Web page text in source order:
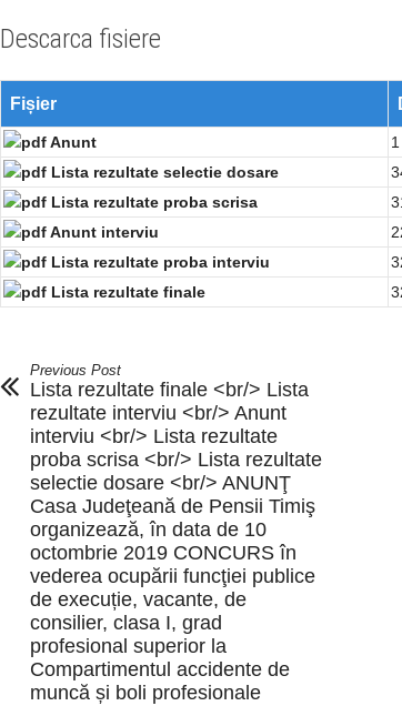
Descarca fisiere
Fișier
Anunt
Lista rezultate selectie dosare
Lista rezultate proba scrisa
Anunt interviu
Lista rezultate proba interviu
Lista rezultate finale
Previous Post
Lista rezultate finale <br/> Lista
rezultate interviu <br/> Anunt
interviu <br/> Lista rezultate
proba scrisa <br/> Lista rezultate
selectie dosare <br/> ANUNŢ
Casa Judeţeană de Pensii Timiş
organizează, în data de 10
octombrie 2019 CONCURS în
vederea ocupării funcţiei publice
de execuție, vacante, de
consilier, clasa I, grad
profesional superior la
Compartimentul accidente de
muncă și boli profesionale